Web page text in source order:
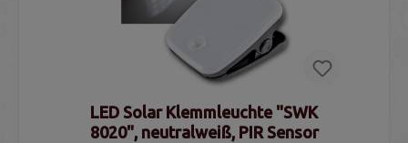
LED Solar Klemmleuchte "SWK
8020", neutralweiß, PIR Sensor